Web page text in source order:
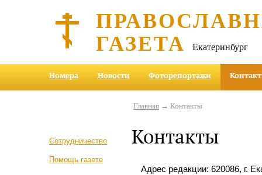
ГАЗЕТА Екатеринбург
Номера Новости Фоторепортажи
Сотрудничество
Помощь газете
Главная→ Контакты
Контакты
Адрес редакции: 620086, г.